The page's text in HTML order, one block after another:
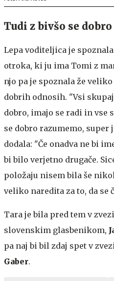
Tudi z bivšo se
Lepa voditeljica je
otroka, ki ju ima Tomi z
njo pa je spoznala že
dobrih odnosih. "Vsi
dobro, imajo se radi in vse
se dobro razumemo, super
dodala: "Če onadva ne bi
bi bilo verjetno drugače.
položaju nisem bila še
veliko naredita za to, da se
Tara je bila pred tem v
slovenskim glasbenikom,
pa naj bi bil zdaj spet v
Gaber.